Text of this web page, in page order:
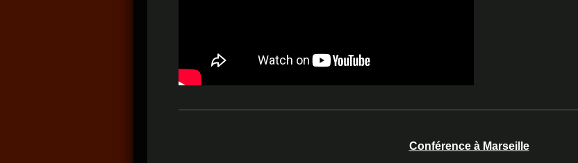
Conférence à Marseille